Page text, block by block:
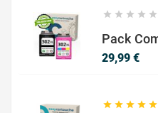
    
29,99 €Prix
    